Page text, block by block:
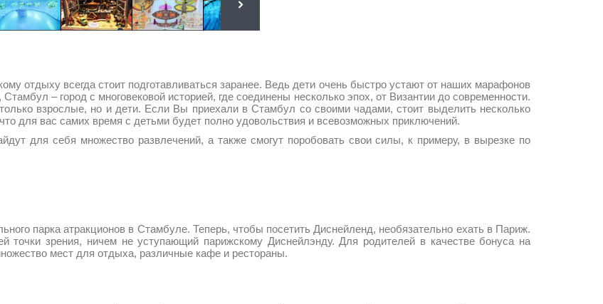
отдыху всегда стоит подготавливаться заранее. Ведь дети очень быстро устают от наших марафонов
– город с многовековой историей, где соединены несколько эпох, от Византии до современности.
взрослые, но и дети. Если Вы приехали в Стамбул со своими чадами, стоит выделить несколько
для вас самих время с детьми будет полно удовольствия и всевозможных приключений.
для себя множество развлечений, а также смогут поробовать свои силы, к примеру, в вырезке по
атракционов в Стамбуле. Теперь, чтобы посетить Диснейленд, необязательно ехать в Париж.
точки зрения, ничем не уступающий парижскому Диснейлэнду. Для родителей в качестве бонуса на
мест для отдыха, различные кафе и рестораны.